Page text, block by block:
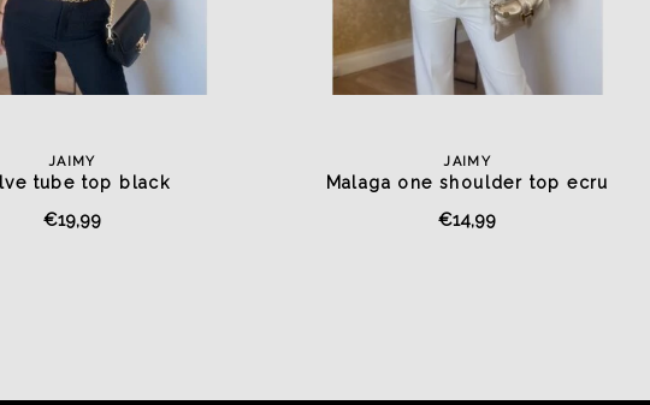
JAIMY
tube top black
€19,99
JAIMY
Malaga one shoulder top ecru
€14,99